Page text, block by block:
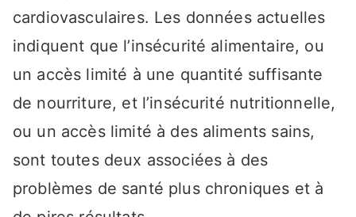
cardiovasculaires. Les données actuelles
indiquent que l’insécurité alimentaire, ou
un accès limité à une quantité suffisante
de nourriture, et l’insécurité nutritionnelle,
ou un accès limité à des aliments sains,
sont toutes deux associées à des
problèmes de santé plus chroniques et à